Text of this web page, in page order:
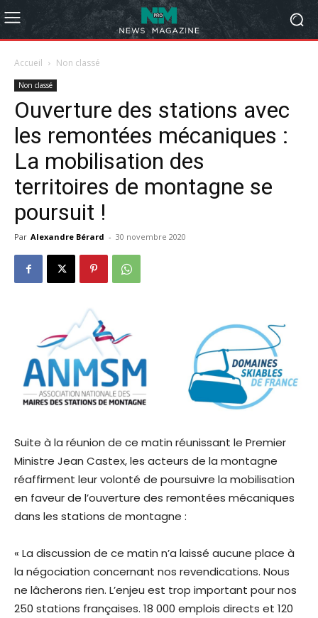
Accueil Non classé
Non classé
Ouverture des stations avec
les remontées mécaniques :
La mobilisation des
territoires de montagne se
poursuit !
Par Alexandre Bérard - 30 novembre 2020
Suite à la réunion de ce matin réunissant le Premier
Ministre Jean Castex, les acteurs de la montagne
réaffirment leur volonté de poursuivre la mobilisation
en faveur de l’ouverture des remontées mécaniques
dans les stations de montagne :
« La discussion de ce matin n’a laissé aucune place à
la négociation concernant nos revendications. Nous
ne lâcherons rien. L’enjeu est trop important pour nos
250 stations françaises. 18 000 emplois directs et 120